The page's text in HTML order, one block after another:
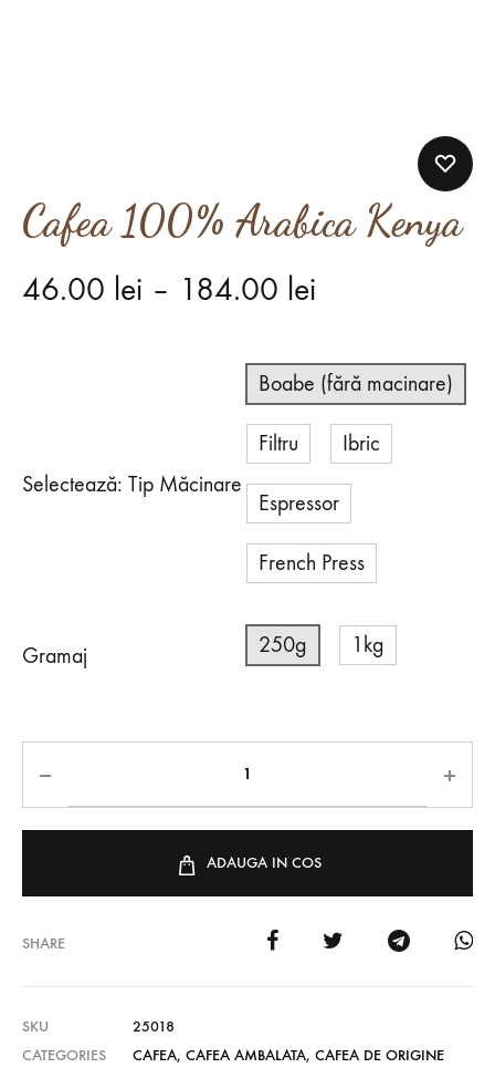
Cafea 100% Arabica Kenya
46.00 lei – 184.00 lei
Selectează: Tip Măcinare
Boabe (fără macinare)
Filtru Ibric
Espressor
French Press
Gramaj 250g 1kg
ADAUGA IN COS
SHARE
SKU
25018
CATEGORIES
CAFEA, CAFEA AMBALATA, CAFEA DE ORIGINE